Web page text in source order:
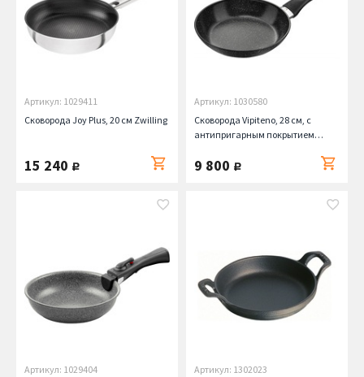
Артикул: 1029411
Сковорода Joy Plus, 20 см Zwilling
15 240 руб.
Артикул: 1030580
Сковорода Vipiteno, 28 см, c
антипригарным покрытием
9 800 руб.
Артикул: 1029404
Артикул: 1302023